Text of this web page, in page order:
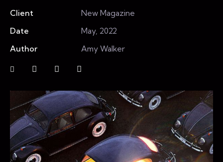
Client
New Magazine
Date
May, 2022
Author
Amy Walker